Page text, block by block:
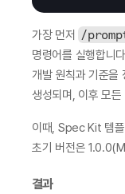
가장 먼저
/
명령어를 실행합니
개발 원칙과 기준을
생성되며, 이후 모
이때, Spec Kit 템
초기 버전은
결과